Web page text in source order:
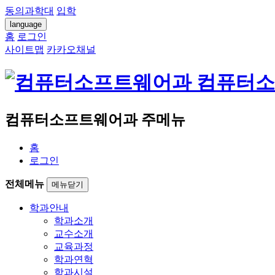
동의과학대 입학
language
홈 로그인
사이트맵 카카오채널
컴퓨터
컴퓨터소프트웨어과 주메뉴
홈
로그인
전체메뉴 메뉴닫기
학과안내
학과소개
교수소개
교육과정
학과연혁
학과시설